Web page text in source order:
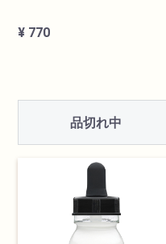
¥ 770
品切れ中